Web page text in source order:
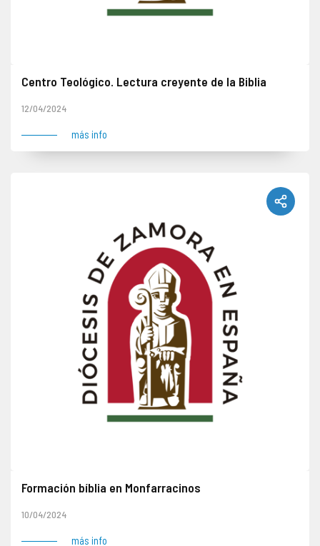
Centro Teológico. Lectura creyente de la Biblia
12/04/2024
más info
Formación bíblia en Monfarracinos
10/04/2024
más info